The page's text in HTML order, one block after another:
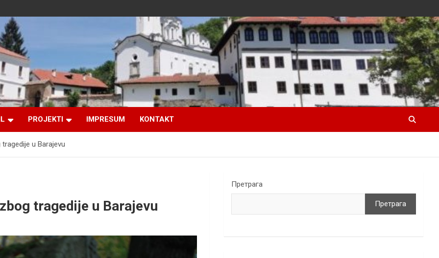
PROJEKTI IMPRESUM KONTAKT
u Barajevu
tragedije u Barajevu
Претрага
Претрага